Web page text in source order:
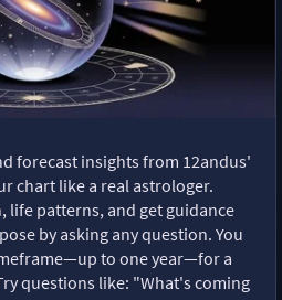
forecast insights from 12andus'
chart like a real astrologer.
life patterns, and get guidance
by asking any question. You
to one year—for a
questions like: "What's coming